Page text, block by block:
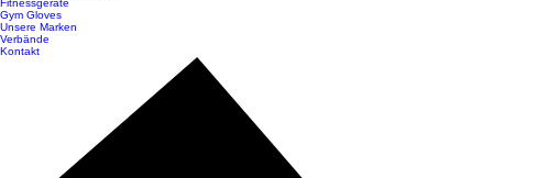
Fitnessgeräte
Gym Gloves
Unsere Marken
Verbände
Kontakt